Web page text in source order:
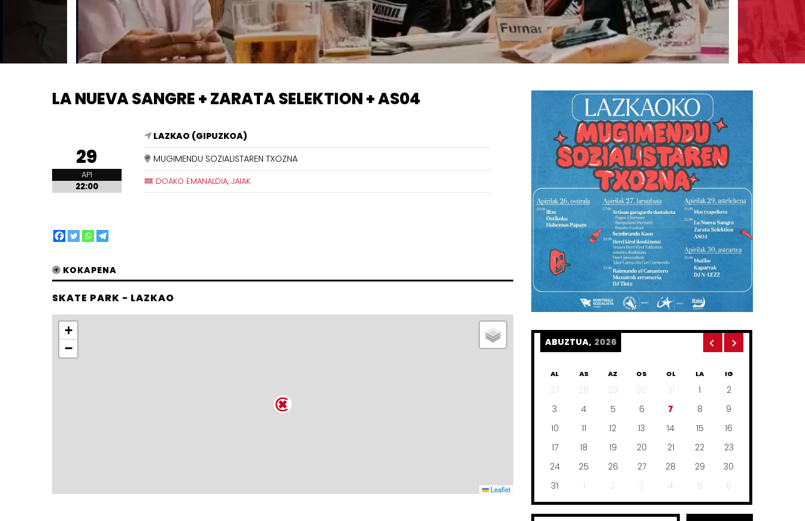
LA NUEVA SANGRE + ZARATA SELEKTION + AS04
29
API
22:00
LAZKAO (GIPUZKOA)
MUGIMENDU SOZIALISTAREN TXOZNA
DOAKO EMANALDIA, JAIAK
KOKAPENA
SKATE PARK - LAZKAO
+
−
Leaflet
ABUZTUA, 2026
AL AS AZ OS OL LA IG
27 28 29 30 31 1
2
3
4 5 6 7 8
9
10
11 12 13 14 15
16
17
18 19 20 21 22
23
24
25 26 27 28 29
30
31
1 2 3 4 5 6